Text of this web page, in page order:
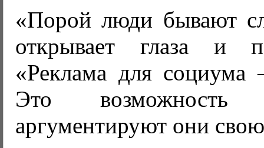
«Порой люди бывают
открывает глаза и
«Реклама для социума
Это
аргументируют они